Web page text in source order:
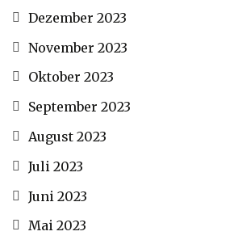
Dezember 2023
November 2023
Oktober 2023
September 2023
August 2023
Juli 2023
Juni 2023
Mai 2023